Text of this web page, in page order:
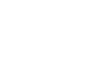
noggrannhet på
hur dina personliga